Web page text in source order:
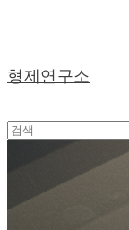
형제연구소